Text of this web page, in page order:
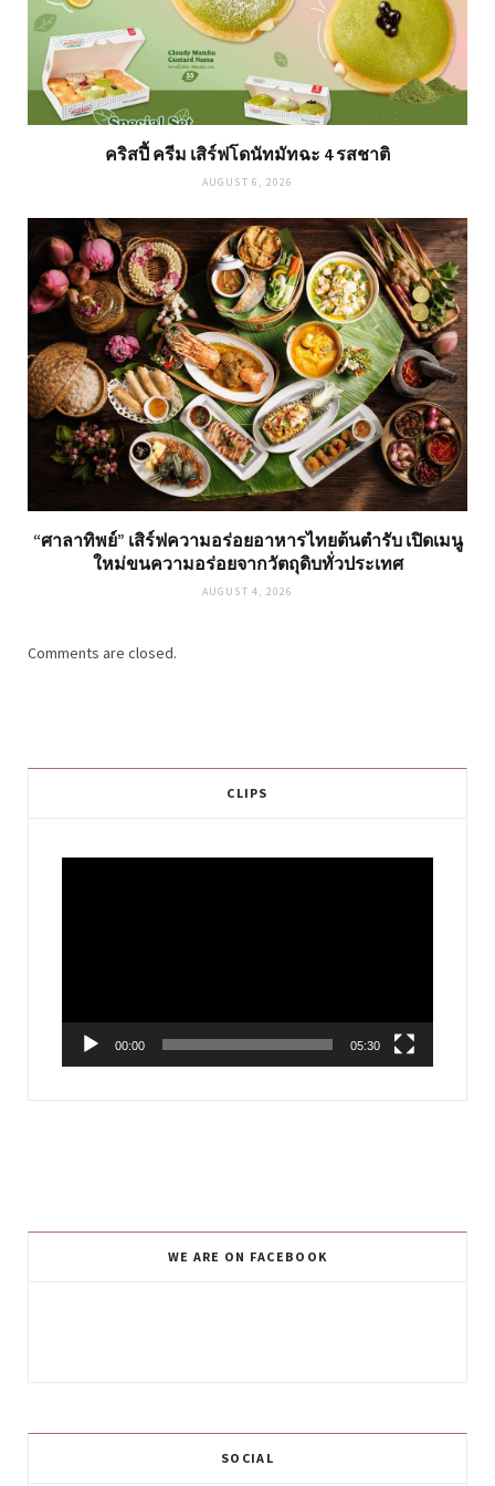
คริสปี้ ครีม เสิร์ฟโดนัทมัทฉะ 4 รสชาติ
AUGUST 6, 2026
“ศาลาทิพย์” เสิร์ฟความอร่อยอาหารไทยต้นตำรับ เปิดเมนู
ใหม่ขนความอร่อยจากวัตถุดิบทั่วประเทศ
AUGUST 4, 2026
Comments are closed.
CLIPS
00:00 05:30
WE ARE ON FACEBOOK
SOCIAL